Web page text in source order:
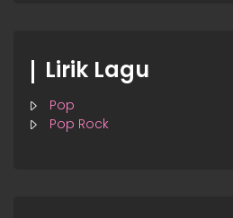
Lirik Lagu
Pop
Pop Rock